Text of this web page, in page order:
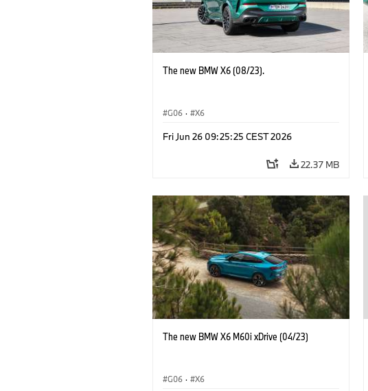
The new BMW X6 (08/23).
G06 · X6
Fri Jun 26 09:25:25 CEST 2026
22.37 MB
The new BMW X6 M60i xDrive (04/23)
G06 · X6